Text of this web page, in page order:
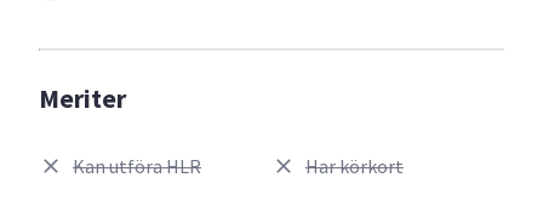
Meriter
Kan utföra HLR Har körkort